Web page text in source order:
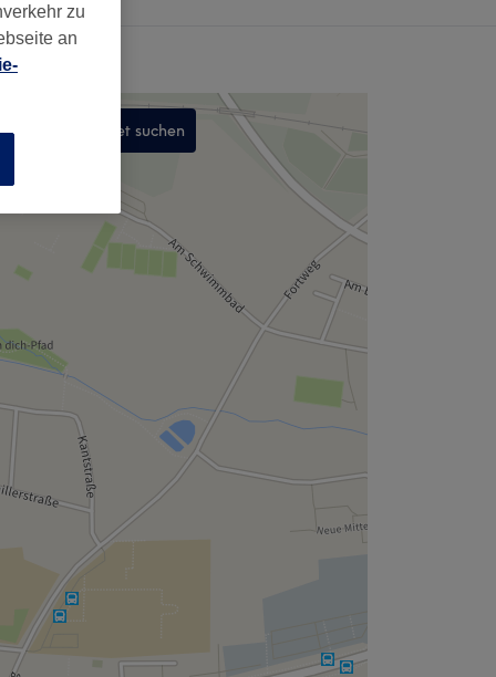
In diesem Gebiet suchen
zu
an